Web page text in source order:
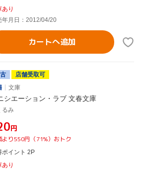
あり
年月日：2012/04/20
カートへ追加
店舗受取可
文庫
シエーション・ラブ 文春文庫
るみ
円
より550円（71%）おトク
ポイント 2P
あり